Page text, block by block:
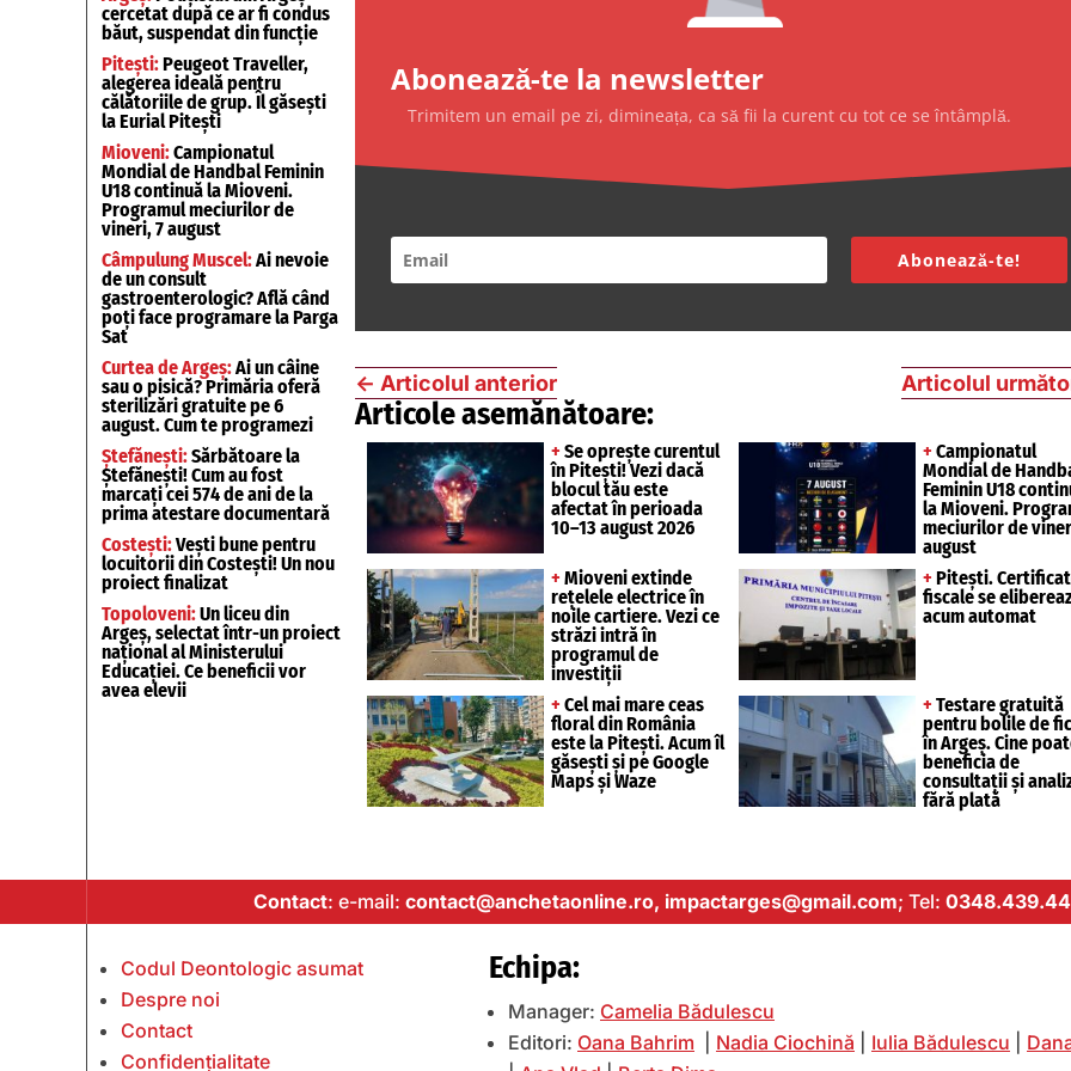
cercetat după ce ar fi condus
băut, suspendat din funcție
Pitești:Peugeot Traveller,
alegerea ideală pentru
călătoriile de grup. Îl găsești
la Eurial Pitești
Mioveni:Campionatul
Mondial de Handbal Feminin
U18 continuă la Mioveni.
Programul meciurilor de
vineri, 7 august
Câmpulung Muscel:Ai nevoie
de un consult
gastroenterologic? Află când
poți face programare la Parga
Sat
Curtea de Argeș:Ai un câine
sau o pisică? Primăria oferă
sterilizări gratuite pe 6
august. Cum te programezi
Ștefănești:Sărbătoare la
Ștefănești! Cum au fost
marcați cei 574 de ani de la
prima atestare documentară
Costești:Vești bune pentru
locuitorii din Costești! Un nou
proiect finalizat
Topoloveni:Un liceu din
Argeș, selectat într-un proiect
național al Ministerului
Educației. Ce beneficii vor
avea elevii
Abonează-te la newsletter
Trimitem un email pe zi, dimineața, ca să fii la curent cu tot ce se întâmplă.
Abonează-te!
← Articolul anterior Articolul
Articole asemănătoare:
+ Se oprește curentul
în Pitești! Vezi dacă
blocul tău este
afectat în perioada
10–13 august 2026
+ Campionatul
Mondial de
Feminin U18
la Mioveni.
meciurilor de
august
+ Mioveni extinde
rețelele electrice în
noile cartiere. Vezi ce
străzi intră în
programul de
investiții
+ Pitești.
fiscale se
acum automat
+ Cel mai mare ceas
floral din România
este la Pitești. Acum îl
găsești și pe Google
Maps și Waze
+ Testare gratuită
pentru bolile de
în Argeș. Cine
beneficia de
consultații și
fără plată
Contact: e-mail: contact@anchetaonline.ro, impactarges@gmail.com; Tel:
Codul Deontologic asumat
Despre noi
Contact
Confidențialitate
Echipa:
Manager: Camelia Bădulescu
Editori: Oana Bahrim Nadia Ciochină Iulia Bădulescu